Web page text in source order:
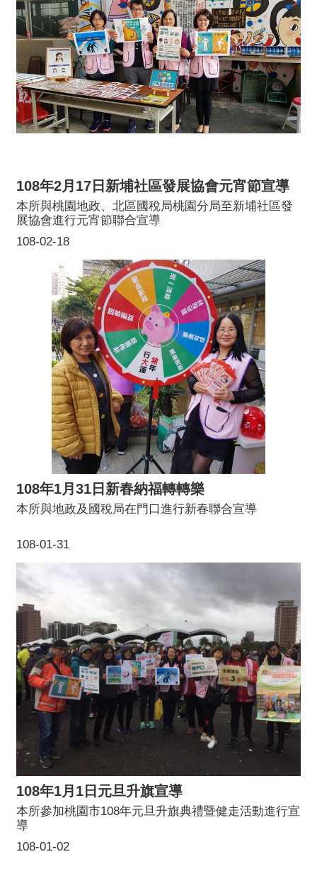
108年2月17日新埔社區發展協會元宵節宣導
108-02-18
本所與桃園地政、北區國稅局桃園分局至新埔社區發
展協會進行元宵節聯合宣導
108年1月31日新春納福轉轉樂
108-01-31
本所與地政及國稅局在門口進行新春聯合宣導
108年1月1日元旦升旗宣導
108-01-02
本所參加桃園市108年元旦升旗典禮暨健走活動進行宣
導